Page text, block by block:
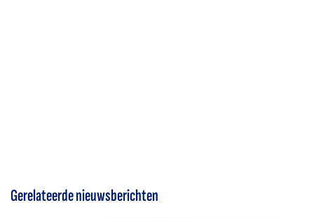
Gerelateerde nieuwsberichten